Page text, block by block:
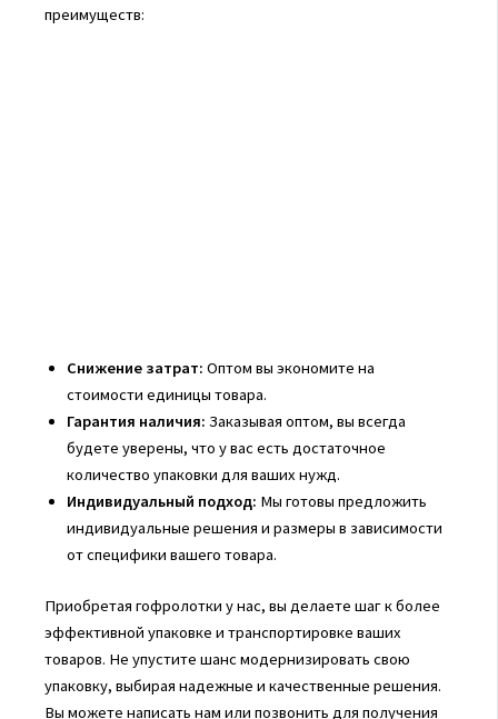
преимуществ:
Снижение затрат: Оптом вы экономите на
стоимости единицы товара.
Гарантия наличия: Заказывая оптом, вы всегда
будете уверены, что у вас есть достаточное
количество упаковки для ваших нужд.
Индивидуальный подход: Мы готовы предложить
индивидуальные решения и размеры в зависимости
от специфики вашего товара.
Приобретая гофролотки у нас, вы делаете шаг к более
эффективной упаковке и транспортировке ваших
товаров. Не упустите шанс модернизировать свою
упаковку, выбирая надежные и качественные решения.
Вы можете написать нам или позвонить для получения